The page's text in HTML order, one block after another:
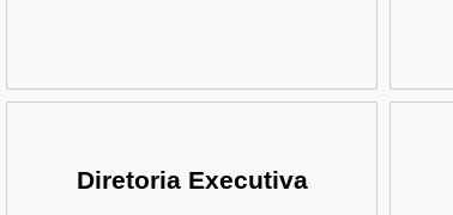
Diretoria Executiva